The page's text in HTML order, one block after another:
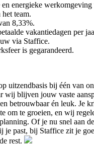
energieke
team.
8,33%.
vakantiedagen per
via Staffice.
is gegarandeerd.
uitzendbasis bij één van
wij blijven jouw vaste
betrouwbaar én leuk. Je
om te groeien, en wij
Of je nu snel aan
je past, bij Staffice zit je
rest.